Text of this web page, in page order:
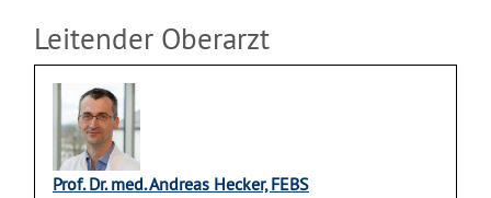
Leitender Oberarzt
Prof. Dr. med. Andreas Hecker, FEBS